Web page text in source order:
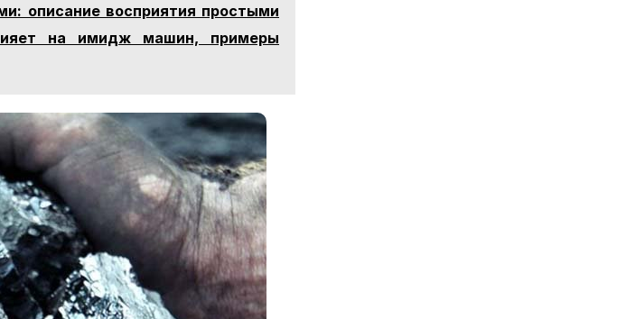
описание восприятия простыми
на имидж машин, примеры